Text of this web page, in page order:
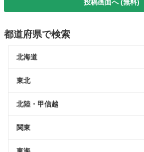
投稿画面へ (無料)
都道府県で検索
北海道
東北
北陸・甲信越
関東